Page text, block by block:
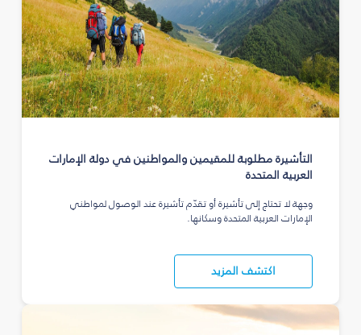
التأشيرة مطلوبة للمقيمين والمواطنين في دولة الإمارات
العربية المتحدة
وجهة لا تحتاج إلى تأشيرة أو تقدّم تأشيرة عند الوصول لمواطني
الإمارات العربية المتحدة وسكانها.
اكتشف المزيد